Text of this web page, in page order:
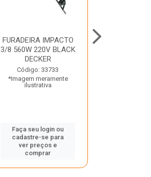
FURADEIRA IMPACTO
3/8 560W 220V BLACK
DECKER
Código: 33733
*Imagem meramente
ilustrativa
Faça seu login ou
cadastre-se para
ver preços e
comprar